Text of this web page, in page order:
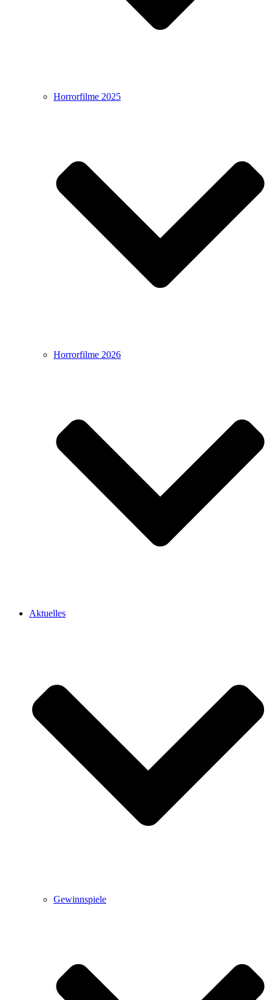
Horrorfilme 2025
Horrorfilme 2026
Aktuelles
Gewinnspiele